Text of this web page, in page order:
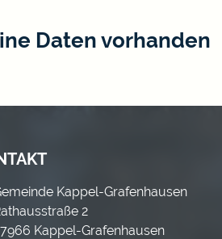
Daten vorhanden
Kappel-Grafenhausen
2
Kappel-Grafenhausen